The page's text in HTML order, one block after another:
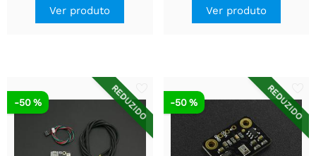
Ver produto Ver produto
REDUZIDO
-50 % REDUZIDO
-50 %